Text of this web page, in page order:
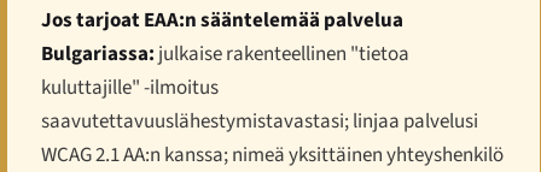
Jos tarjoat EAA:n sääntelemää palvelua
Bulgariassa: julkaise rakenteellinen "tietoa
kuluttajille" -ilmoitus
saavutettavuuslähestymistavastasi; linjaa palvelusi
WCAG 2.1 AA:n kanssa; nimeä yksittäinen yhteyshenkilö